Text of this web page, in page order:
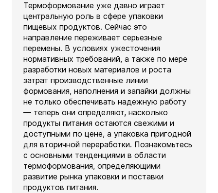
Термоформование уже давно играет
центральную роль в сфере упаковки
пищевых продуктов. Сейчас это
направление переживает серьезные
перемены. В условиях ужесточения
нормативных требований, а также по мере
разработки новых материалов и роста
затрат производственные линии
формования, наполнения и запайки должны
не только обеспечивать надежную работу
— теперь они определяют, насколько
продукты питания остаются свежими и
доступными по цене, а упаковка пригодной
для вторичной переработки. Познакомьтесь
с основными тенденциями в области
термоформования, определяющими
развитие рынка упаковки и поставки
продуктов питания.